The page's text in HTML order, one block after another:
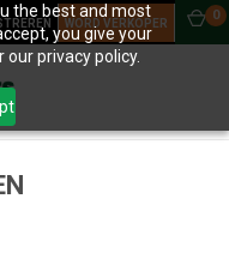
the best and most
you give your
privacy policy.
WORD VERKOPER
0